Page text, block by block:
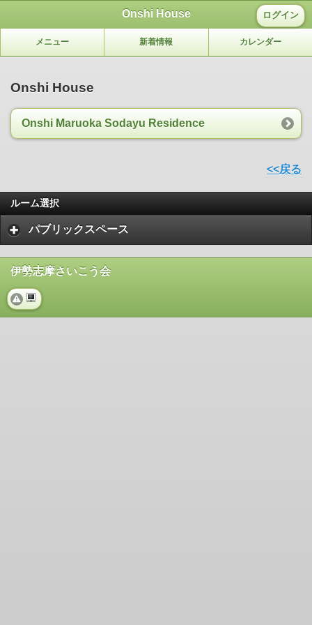
Onshi House ログイン
メニュー 新着情報 カレンダー
Onshi House
Onshi Maruoka Sodayu Residence
<<戻る
ルーム選択
パブリックスペース
伊勢志摩さいこう会